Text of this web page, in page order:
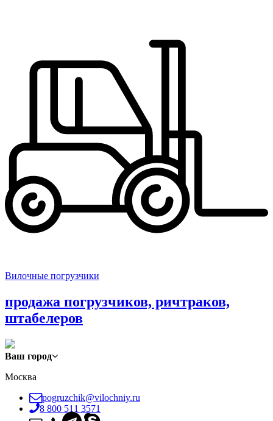
Вилочные погрузчики
продажа погрузчиков, ричтраков,
штабелеров
Ваш город
Москва
pogruzchik@vilochniy.ru
8 800 511 3571